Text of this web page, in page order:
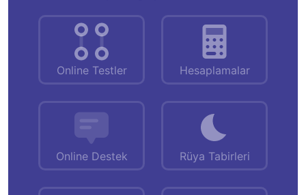
Online Testler Hesaplamalar
Online Destek Rüya Tabirleri